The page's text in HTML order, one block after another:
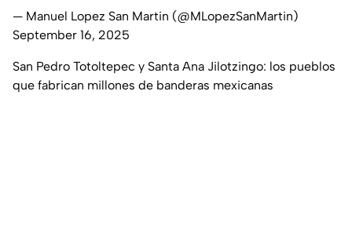
— Manuel Lopez San Martin (@MLopezSanMartin)
September 16, 2025
San Pedro Totoltepec y Santa Ana Jilotzingo: los pueblos
que fabrican millones de banderas mexicanas